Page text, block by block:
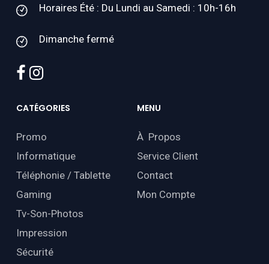
Horaires Été : Du Lundi au Samedi : 10h-16h
Dimanche fermé
facebook
instagram
CATÉGORIES
Promo
Informatique
Téléphonie / Tablette
Gaming
Tv-Son-Photos
Impression
Sécurité
MENU
À Propos
Service Client
Contact
Mon Compte